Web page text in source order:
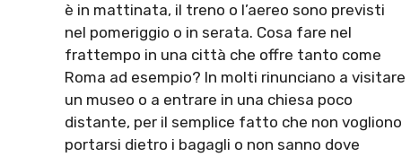
è in mattinata, il treno o l’aereo sono previsti
nel pomeriggio o in serata. Cosa fare nel
frattempo in una città che offre tanto come
Roma ad esempio? In molti rinunciano a visitare
un museo o a entrare in una chiesa poco
distante, per il semplice fatto che non vogliono
portarsi dietro i bagagli o non sanno dove